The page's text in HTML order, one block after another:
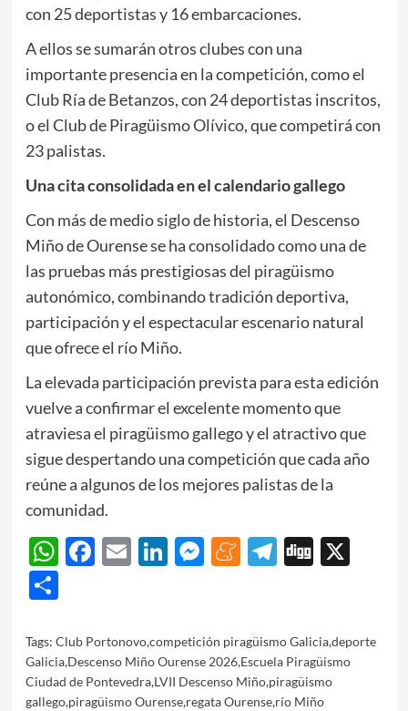
con 25 deportistas y 16 embarcaciones.
A ellos se sumarán otros clubes con una
importante presencia en la competición, como el
Club Ría de Betanzos, con 24 deportistas inscritos,
o el Club de Piragüismo Olívico, que competirá con
23 palistas.
Una cita consolidada en el calendario gallego
Con más de medio siglo de historia, el Descenso
Miño de Ourense se ha consolidado como una de
las pruebas más prestigiosas del piragüismo
autonómico, combinando tradición deportiva,
participación y el espectacular escenario natural
que ofrece el río Miño.
La elevada participación prevista para esta edición
vuelve a confirmar el excelente momento que
atraviesa el piragüismo gallego y el atractivo que
sigue despertando una competición que cada año
reúne a algunos de los mejores palistas de la
comunidad.
WhatsApp
Facebook
EmailLinkedIn
Messenger
Meneame
Telegram
Digg
X
Share
Tags: Club Portonovo,competición piragüismo Galicia,deporte
Galicia,Descenso Miño Ourense 2026,Escuela Piragüismo
Ciudad de Pontevedra,LVII Descenso Miño,piragüismo
gallego,piragüismo Ourense,regata Ourense,río Miño